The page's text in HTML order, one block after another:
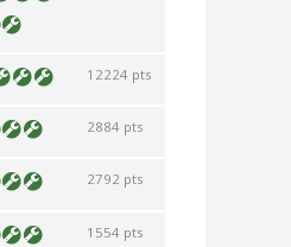
12224 pts
2884 pts
2792 pts
1554 pts